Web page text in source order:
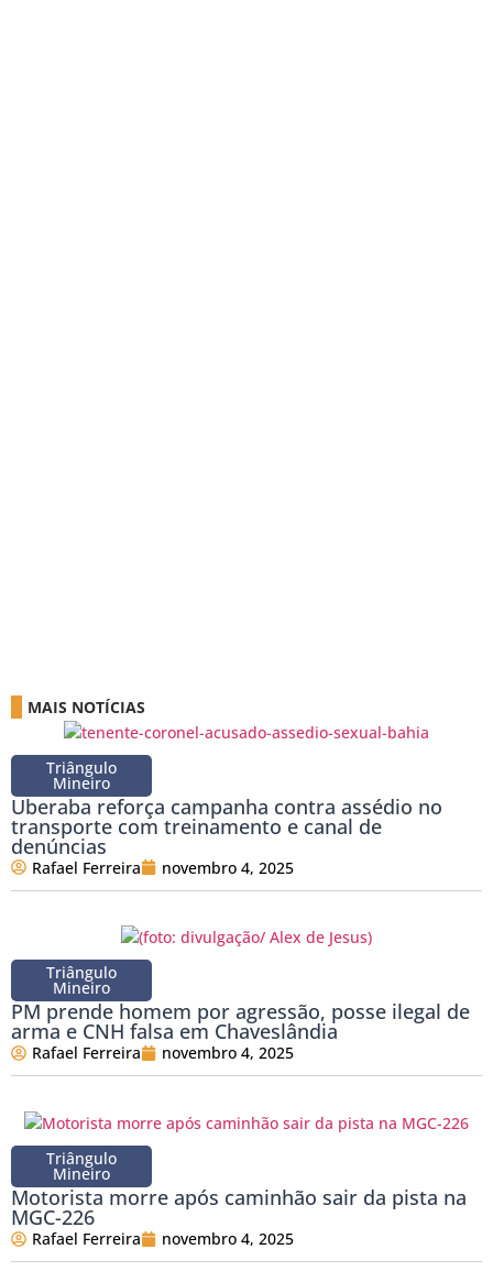
MAIS NOTÍCIAS
Triângulo
Mineiro
Uberaba reforça campanha contra assédio no
transporte com treinamento e canal de
denúncias
Rafael Ferreira novembro 4, 2025
Triângulo
Mineiro
PM prende homem por agressão, posse ilegal de
arma e CNH falsa em Chaveslândia
Rafael Ferreira novembro 4, 2025
Triângulo
Mineiro
Motorista morre após caminhão sair da pista na
MGC-226
Rafael Ferreira novembro 4, 2025